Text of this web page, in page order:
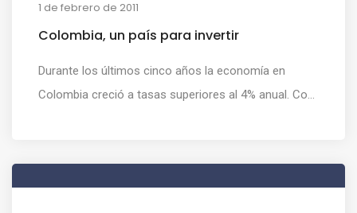
1 de febrero de 2011
Colombia, un país para invertir
Durante los últimos cinco años la economía en
Colombia creció a tasas superiores al 4% anual. Co...